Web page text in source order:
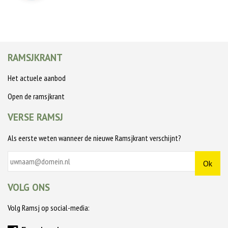
RAMSJKRANT
Het actuele aanbod
Open de ramsjkrant
VERSE RAMSJ
Als eerste weten wanneer de nieuwe Ramsjkrant verschijnt?
VOLG ONS
Volg Ramsj op social-media: